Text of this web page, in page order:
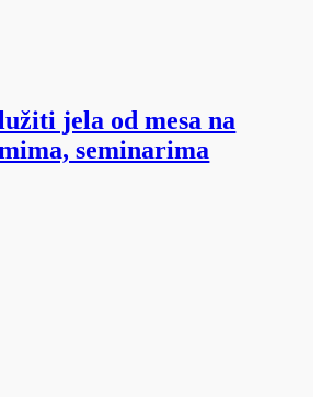
jela od mesa na
seminarima